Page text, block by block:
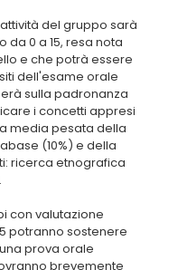
del gruppo sarà
da 0 a 15, resa nota
e che potrà essere
dell'esame orale
sulla padronanza
i concetti appresi
media pesata della
(10%) e della
ricerca etnografica
con valutazione
potranno sostenere
prova orale
brevemente